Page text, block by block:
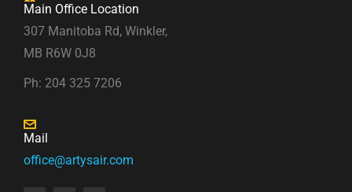
Main Office Location
307 Manitoba Rd, Winkler,
MB R6W 0J8
Ph: 204 325 7206
Mail
office@artysair.com